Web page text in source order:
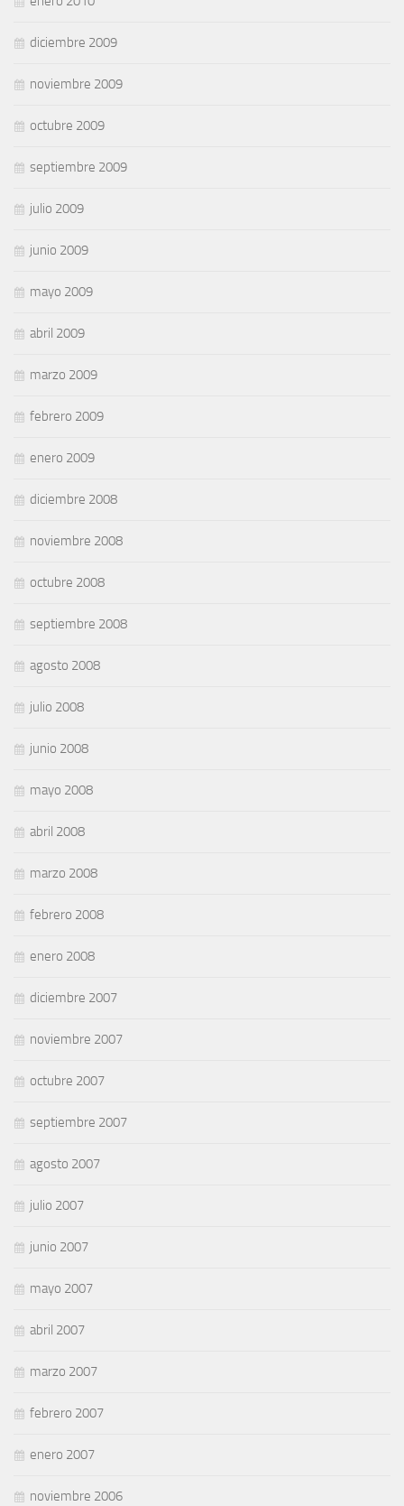
diciembre 2009
noviembre 2009
octubre 2009
septiembre 2009
julio 2009
junio 2009
mayo 2009
abril 2009
marzo 2009
febrero 2009
enero 2009
diciembre 2008
noviembre 2008
octubre 2008
septiembre 2008
agosto 2008
julio 2008
junio 2008
mayo 2008
abril 2008
marzo 2008
febrero 2008
enero 2008
diciembre 2007
noviembre 2007
octubre 2007
septiembre 2007
agosto 2007
julio 2007
junio 2007
mayo 2007
abril 2007
marzo 2007
febrero 2007
enero 2007
noviembre 2006